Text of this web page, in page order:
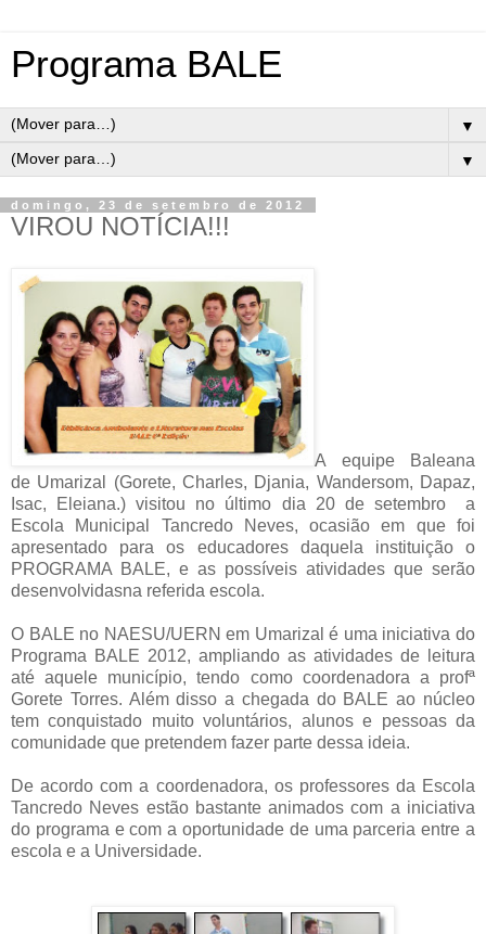
Programa BALE
▼
▼
domingo, 23 de setembro de 2012
VIROU NOTÍCIA!!!
A equipe Baleana
de Umarizal (Gorete, Charles, Djania, Wandersom, Dapaz,
Isac, Eleiana.) visitou no último dia 20 de setembro a
Escola Municipal Tancredo Neves, ocasião em que foi
apresentado para os educadores daquela instituição o
PROGRAMA BALE, e as possíveis atividades que serão
desenvolvidasna referida escola.
O BALE no NAESU/UERN em Umarizal é uma iniciativa do
Programa BALE 2012, ampliando as atividades de leitura
até aquele município, tendo como coordenadora a profª
Gorete Torres. Além disso a chegada do BALE ao núcleo
tem conquistado muito voluntários, alunos e pessoas da
comunidade que pretendem fazer parte dessa ideia.
De acordo com a coordenadora, os professores da Escola
Tancredo Neves estão bastante animados com a iniciativa
do programa e com a oportunidade de uma parceria entre a
escola e a Universidade.